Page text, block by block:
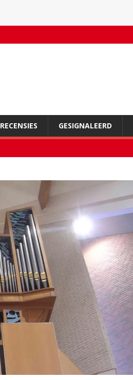
RECENSIES GESIGNALEERD